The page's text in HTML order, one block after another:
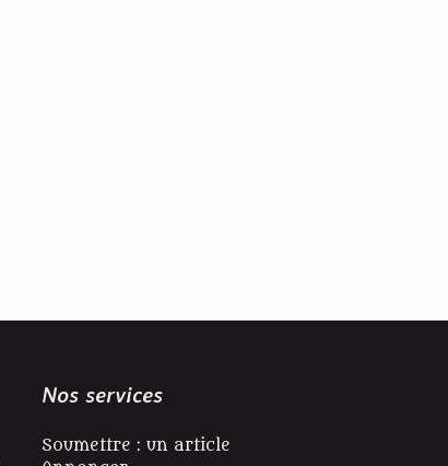
Nos services
Soumettre : un article